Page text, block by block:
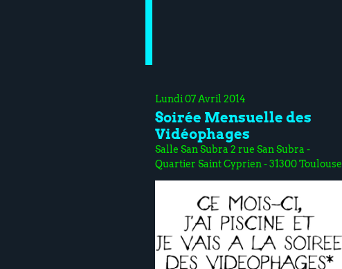
Lundi 07 Avril 2014
Soirée Mensuelle des
Vidéophages
Salle San Subra 2 rue San Subra -
Quartier Saint Cyprien - 31300 Toulouse